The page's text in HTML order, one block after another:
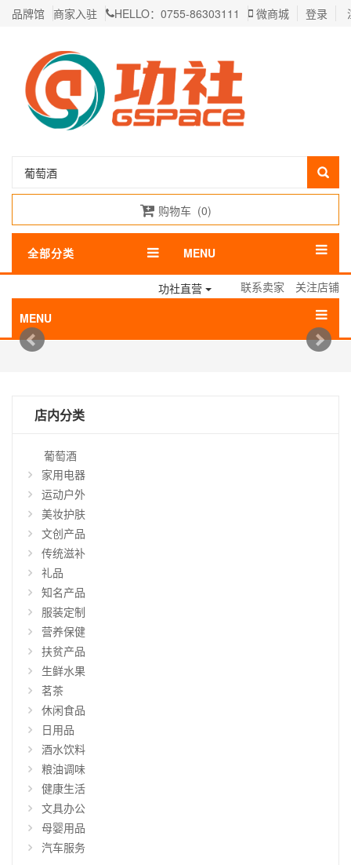
品牌馆 商家入驻 HELLO：0755-86303111 微商城 登录
购物车 (0)
全部分类 MENU
功社直营 联系卖家
关注店铺
MENU
店内分类
葡萄酒
家用电器
运动户外
美妆护肤
文创产品
传统滋补
礼品
知名产品
服装定制
营养保健
扶贫产品
生鲜水果
茗茶
休闲食品
日用品
酒水饮料
粮油调味
健康生活
文具办公
母婴用品
汽车服务